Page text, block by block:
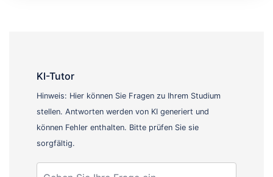
KI-Tutor
Hinweis: Hier können Sie Fragen zu Ihrem Studium
stellen. Antworten werden von KI generiert und
können Fehler enthalten. Bitte prüfen Sie sie
sorgfältig.